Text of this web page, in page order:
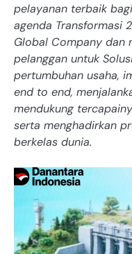
pelayanan terbaik
agenda Transformasi
Global Company dan
pelanggan untuk
pertumbuhan usaha,
end to end,
mendukung
serta menghadirkan
berkelas dunia.